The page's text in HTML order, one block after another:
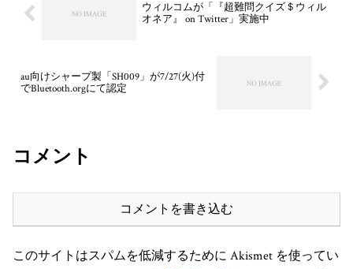
ウィルコムが「『超難問クイズ＄ウィル
オネア』 on Twitter」実施中
au向けシャープ製「SH009」が7/27(火)付
でBluetooth.orgにて認定
コメント
コメントを書き込む
このサイトはスパムを低減するために Akismet を使ってい